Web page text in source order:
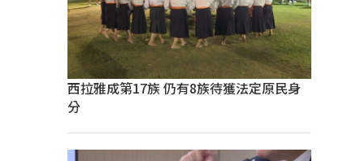
西拉雅成第17族 仍有8族待獲法定原民身
分